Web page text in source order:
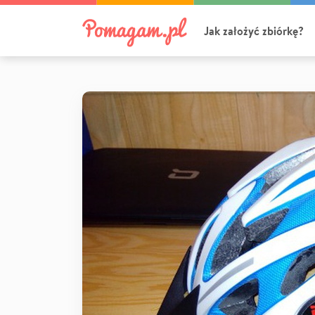
Jak założyć zbiórkę?